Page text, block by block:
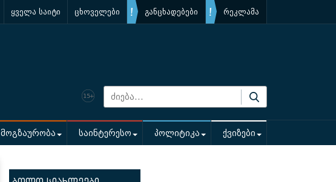
ყველა საიტი ცხოველები განცხადებები რეკლამა
მოგზაურობა საინტერესო პოლიტიკა ქვიზები